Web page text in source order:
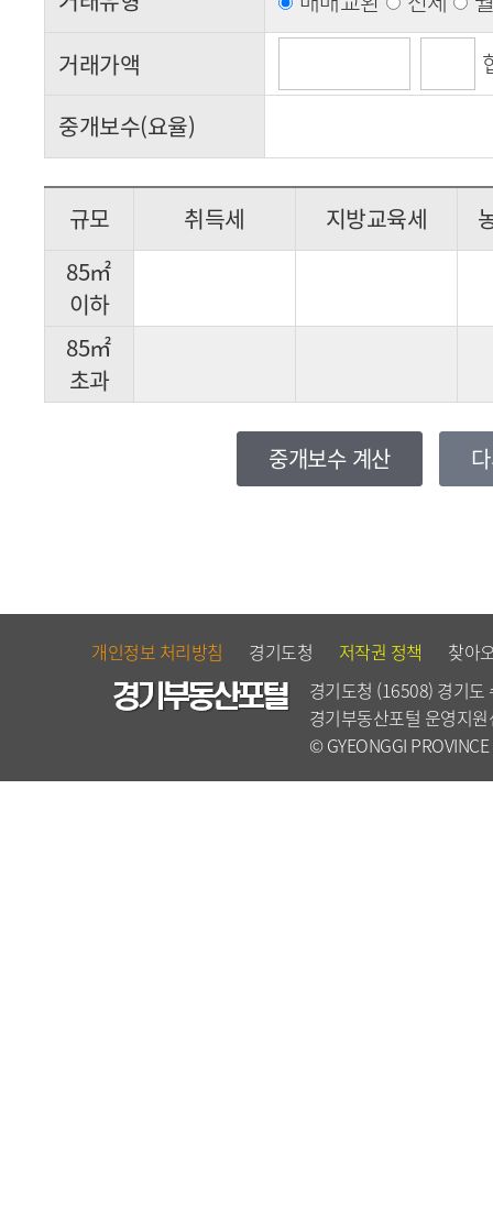
거래가액
중개보수(요율)
규모 취득세 지방교육세
85㎡
이하
85㎡
초과
중개보수 계산
개인정보 처리방침 경기도청 저작권 정책
찾아
경기도청 (16508) 경기도
경기부동산포털 운영지
© GYEONGGI